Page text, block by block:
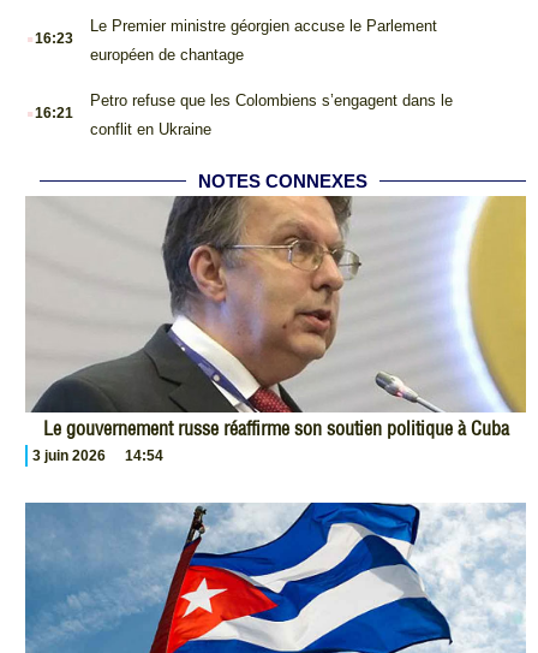
.16:23
Le Premier ministre géorgien accuse le Parlement
européen de chantage
.16:21
Petro refuse que les Colombiens s’engagent dans le
conflit en Ukraine
NOTES CONNEXES
Le gouvernement russe réaffirme son soutien politique à Cuba
3 juin 2026 14:54